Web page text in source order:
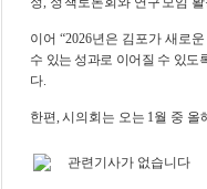
이어“2026년은 김포가 새로
수 있는 성과로 이어질 수 있도
다.
한편,시의회는 오는 1월 중 올
관련기사가 없습니다